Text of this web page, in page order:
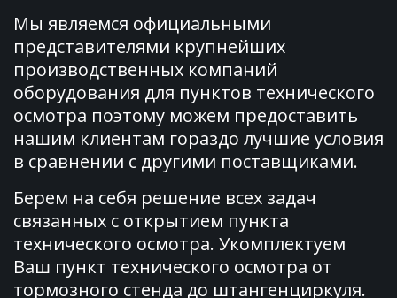
ПОДРОБНЕЕ
Мы являемся официальными
представителями крупнейших
производственных компаний
оборудования для пунктов технического
осмотра поэтому можем предоставить
нашим клиентам гораздо лучшие условия
в сравнении с другими поставщиками.
Берем на себя решение всех задач
связанных с открытием пункта
технического осмотра. Укомплектуем
Ваш пункт технического осмотра от
тормозного стенда до штангенциркуля.